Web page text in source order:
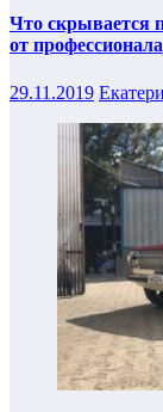
Что скрывается
от профессионала
29.11.2019